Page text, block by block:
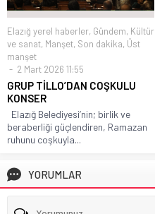
Elazığ yerel haberler, Gündem, Kültür
ve sanat, Manşet, Son dakika, Üst
manşet
2 Mart 2026 11:55
GRUP TİLLO’DAN COŞKULU
KONSER
Elazığ Belediyesi’nin; birlik ve
beraberliği güçlendiren, Ramazan
ruhunu coşkuyla...
YORUMLAR